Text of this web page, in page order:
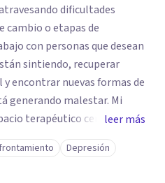
dificultades
cambio o etapas de
con personas que desean
sintiendo, recuperar
encontrar nuevas formas de
generando malestar. Mi
terapéutico cercano,
que puedas comprender
tus necesidades y
te ayuden a afrontar tu
leer más
Depresión